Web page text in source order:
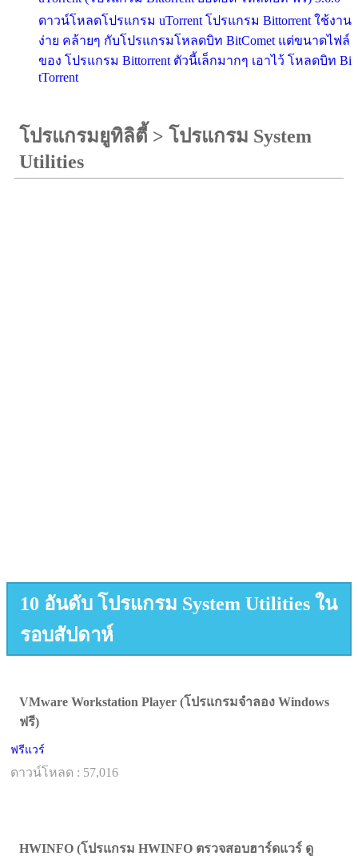
ดาวน์โหลดโปรแกรม uTorrent โปรแกรม Bittorrent ใช้งาน
ง่าย คล้ายๆ กับโปรแกรมโหลดบิท BitComet แต่ขนาดไฟล์
ของ โปรแกรม Bittorrent ตัวนี้เล็กมากๆ เอาไว้ โหลดบิท Bi
tTorrent
โปรแกรมยูทิลิตี้ > โปรแกรม System
Utilities
10 อันดับ โปรแกรม System Utilities ใน
รอบสัปดาห์
VMware Workstation Player (โปรแกรมจำลอง Windows
ฟรี)
ฟรีแวร์
ดาวน์โหลด : 57,016
HWINFO (โปรแกรม HWINFO ตรวจสอบฮาร์ดแวร์ ดู